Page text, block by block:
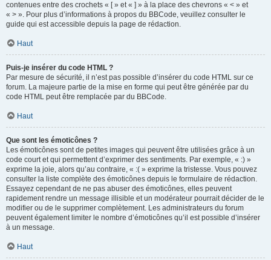
contenues entre des crochets « [ » et « ] » à la place des chevrons « < » et
« > ». Pour plus d’informations à propos du BBCode, veuillez consulter le
guide qui est accessible depuis la page de rédaction.
Haut
Puis-je insérer du code HTML ?
Par mesure de sécurité, il n’est pas possible d’insérer du code HTML sur ce
forum. La majeure partie de la mise en forme qui peut être générée par du
code HTML peut être remplacée par du BBCode.
Haut
Que sont les émoticônes ?
Les émoticônes sont de petites images qui peuvent être utilisées grâce à un
code court et qui permettent d’exprimer des sentiments. Par exemple, « :) »
exprime la joie, alors qu’au contraire, « :( » exprime la tristesse. Vous pouvez
consulter la liste complète des émoticônes depuis le formulaire de rédaction.
Essayez cependant de ne pas abuser des émoticônes, elles peuvent
rapidement rendre un message illisible et un modérateur pourrait décider de le
modifier ou de le supprimer complètement. Les administrateurs du forum
peuvent également limiter le nombre d’émoticônes qu’il est possible d’insérer
à un message.
Haut